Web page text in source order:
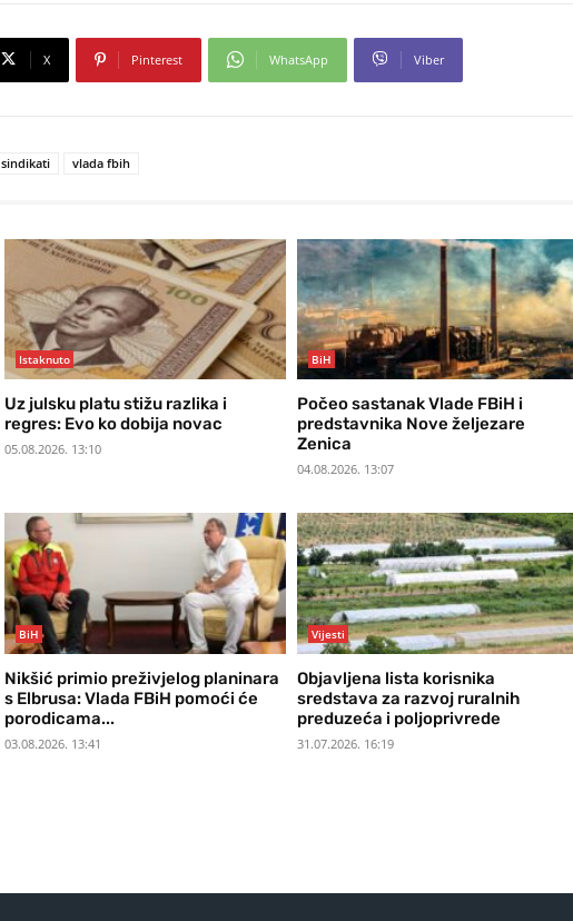
X Pinterest WhatsApp Viber
sindikati vlada fbih
Istaknuto
Uz julsku platu stižu razlika i
regres: Evo ko dobija novac
05.08.2026. 13:10
BiH
Počeo sastanak Vlade FBiH i
predstavnika Nove željezare
Zenica
04.08.2026. 13:07
BiH
Nikšić primio preživjelog planinara
s Elbrusa: Vlada FBiH pomoći će
porodicama...
03.08.2026. 13:41
Vijesti
Objavljena lista korisnika
sredstava za razvoj ruralnih
preduzeća i poljoprivrede
31.07.2026. 16:19